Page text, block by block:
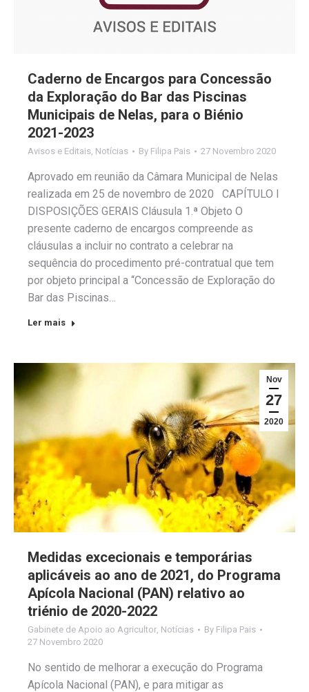
Caderno de Encargos para Concessão
da Exploração do Bar das Piscinas
Municipais de Nelas, para o Biénio
2021-2023
Avisos e Editais Notícias By Filipa Pais 27 Novembro 2020
Aprovado em reunião da Câmara Municipal de Nelas
realizada em 25 de novembro de 2020 CAPÍTULO I
DISPOSIÇÕES GERAIS Cláusula 1.ª Objeto O
presente caderno de encargos compreende as
cláusulas a incluir no contrato a celebrar na
sequência do procedimento pré-contratual que tem
por objeto principal a “Concessão de Exploração do
Bar das Piscinas…
Ler mais
Nov
27
2020
Medidas excecionais e temporárias
aplicáveis ao ano de 2021, do Programa
Apícola Nacional (PAN) relativo ao
triénio de 2020-2022
Gabinete de Apoio ao Agricultor Notícias By Filipa Pais
27 Novembro 2020
No sentido de melhorar a execução do Programa
Apícola Nacional (PAN), e para mitigar as